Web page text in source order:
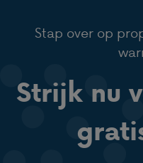
Stap over op
Strijk nu